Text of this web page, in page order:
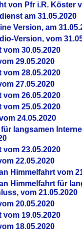
von Pfr i.R. Köster
am 31.05.2020
Version, am
Version, vom
30.05.2020
29.05.2020
28.05.2020
27.05.2020
26.05.2020
25.05.2020
24.05.2020
langsamen
23.05.2020
22.05.2020
Himmelfahrt vom
Himmelfahrt für
vom 21.05.2020
20.05.2020
19.05.2020
18.05.2020